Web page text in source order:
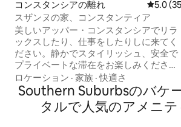
コンスタンシアの離れ レビュ
5.0
スザンヌの家、コンスタンティア
美しいアッパー・コンスタンシアでリラ
ックスしたり、仕事をしたりしに来てく
ださい。静かでスタイリッシュ、安全で
プライベートな滞在をお楽しみくださ
い。美しいマウンテンビューが楽しめる
クリスタルクリアなプール。 中心部に位
置し、多くのコンスタンシアのワイン農
園の近くです。 ネスプレッソマシン、エ
ロケーション · 家族 ·快適さ
Southern Suburbsのバケ
タルで人気のアメニ